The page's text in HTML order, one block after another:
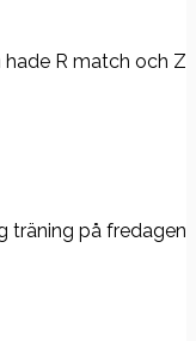
R match och Z
träning på fredagen